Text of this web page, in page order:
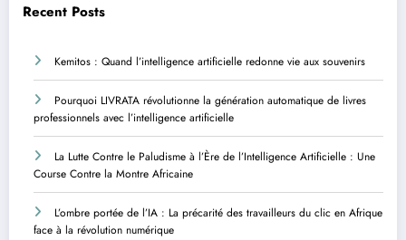
Recent Posts
Kemitos : Quand l’intelligence artificielle redonne vie aux souvenirs
Pourquoi LIVRATA révolutionne la génération automatique de livres
professionnels avec l’intelligence artificielle
La Lutte Contre le Paludisme à l’Ère de l’Intelligence Artificielle : Une
Course Contre la Montre Africaine
L’ombre portée de l’IA : La précarité des travailleurs du clic en Afrique
face à la révolution numérique